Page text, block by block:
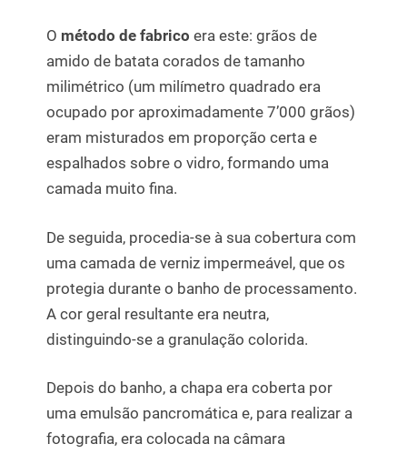
O método de fabrico era este: grãos de
amido de batata corados de tamanho
milimétrico (um milímetro quadrado era
ocupado por aproximadamente 7’000 grãos)
eram misturados em proporção certa e
espalhados sobre o vidro, formando uma
camada muito fina.
De seguida, procedia-se à sua cobertura com
uma camada de verniz impermeável, que os
protegia durante o banho de processamento.
A cor geral resultante era neutra,
distinguindo-se a granulação colorida.
Depois do banho, a chapa era coberta por
uma emulsão pancromática e, para realizar a
fotografia, era colocada na câmara